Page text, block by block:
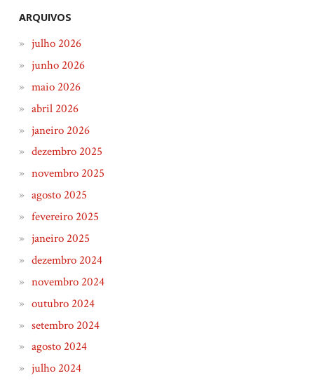
ARQUIVOS
julho 2026
junho 2026
maio 2026
abril 2026
janeiro 2026
dezembro 2025
novembro 2025
agosto 2025
fevereiro 2025
janeiro 2025
dezembro 2024
novembro 2024
outubro 2024
setembro 2024
agosto 2024
julho 2024